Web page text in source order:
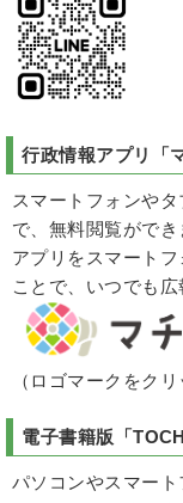
行政情報アプリ 「
スマートフォンや
で、無料閲覧ができ
アプリをスマート
ことで、いつでも広
（ロゴマークをク
電子書籍版「
パソコンやスマー